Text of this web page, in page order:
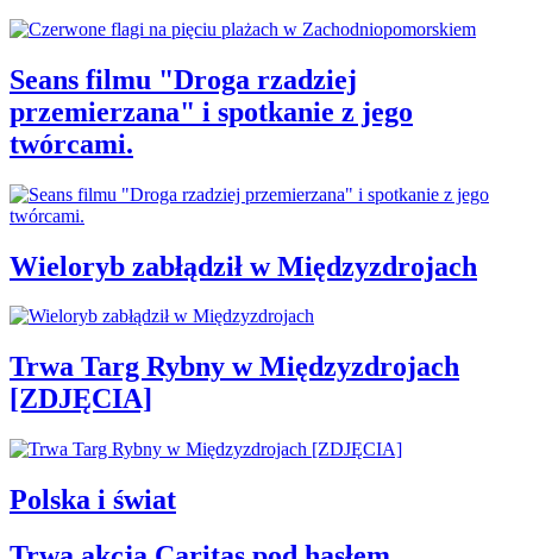
Seans filmu "Droga rzadziej
przemierzana" i spotkanie z jego
twórcami.
Wieloryb zabłądził w Międzyzdrojach
Trwa Targ Rybny w Międzyzdrojach
[ZDJĘCIA]
Polska i świat